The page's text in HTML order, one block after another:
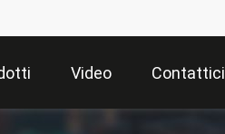
Video Contattici